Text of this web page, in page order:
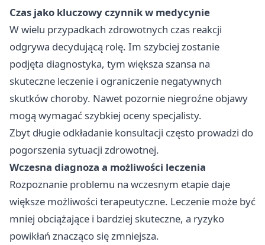
Czas jako kluczowy czynnik w medycynie
W wielu przypadkach zdrowotnych czas reakcji
odgrywa decydującą rolę. Im szybciej zostanie
podjęta diagnostyka, tym większa szansa na
skuteczne leczenie i ograniczenie negatywnych
skutków choroby. Nawet pozornie niegroźne objawy
mogą wymagać szybkiej oceny specjalisty.
Zbyt długie odkładanie konsultacji często prowadzi do
pogorszenia sytuacji zdrowotnej.
Wczesna diagnoza a możliwości leczenia
Rozpoznanie problemu na wczesnym etapie daje
większe możliwości terapeutyczne. Leczenie może być
mniej obciążające i bardziej skuteczne, a ryzyko
powikłań znacząco się zmniejsza.